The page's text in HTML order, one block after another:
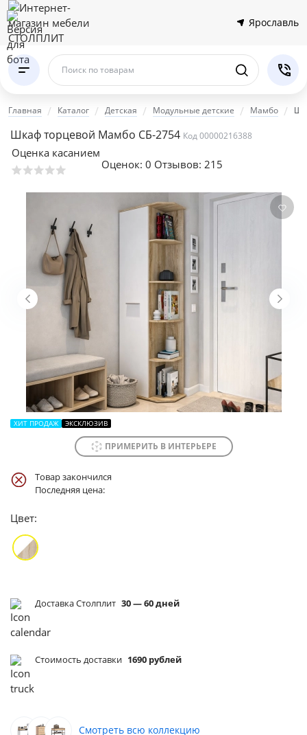
Ярославль
Поиск по товарам
Главная Каталог Детская Модульные детские Мамбо
Шкаф торцевой Мамбо СБ-2754 Код 00000216388
Оценка касанием
Оценок: 0 Отзывов: 215
ХИТ ПРОДАЖ ЭКСКЛЮЗИВ
ПРИМЕРИТЬ В ИНТЕРЬЕРЕ
Товар закончился
Последняя цена:
Цвет:
Доставка Столплит 30 — 60 дней
Стоимость доставки 1690 рублей
Смотреть всю коллекцию